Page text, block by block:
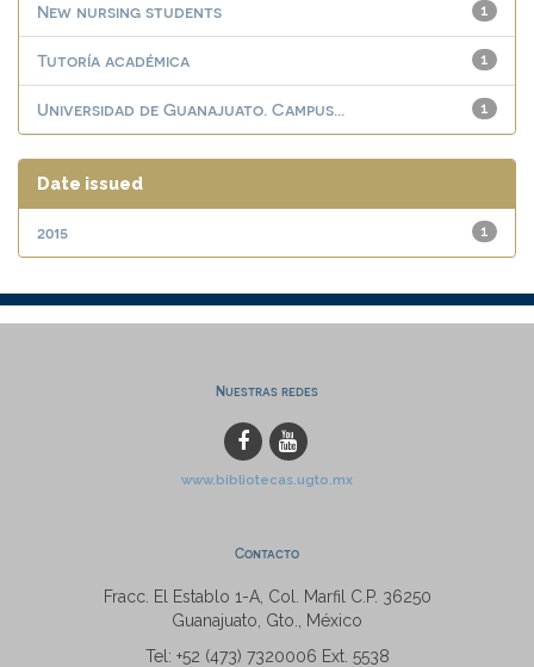
1
New nursing students
1
Tutoría académica
1
Universidad de Guanajuato. Campus...
Date issued
1
2015
Nuestras redes
www.bibliotecas.ugto.mx
Contacto
Fracc. El Establo 1-A, Col. Marfil C.P. 36250
Guanajuato, Gto., México
Tel: +52 (473) 7320006 Ext. 5538